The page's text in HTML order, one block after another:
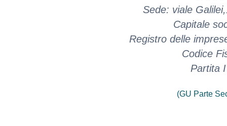
Sede: viale
Capitale
Registro delle
Codice
Partita
(GU Parte